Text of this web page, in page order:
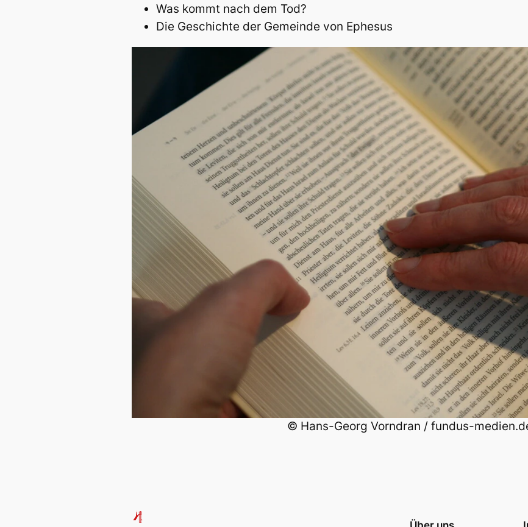
Was kommt nach dem Tod?
Die Geschichte der Gemeinde von Ephesus
© Hans-Georg Vorndran / fundus-